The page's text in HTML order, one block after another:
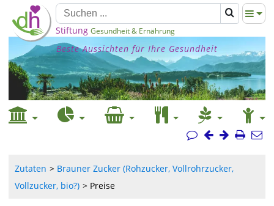
Stiftung Gesundheit & Ernährung
Beste Aussichten für Ihre Gesundheit
Zutaten
Brauner Zucker (Rohzucker, Vollrohrzucker,
Vollzucker, bio?)
Preise